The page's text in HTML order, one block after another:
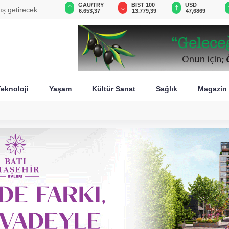
GAU/TRY
BIST 100
13.779,39
USD
47,6869
55,1991
Yaşam Kültür Sanat Sağlık Magazin